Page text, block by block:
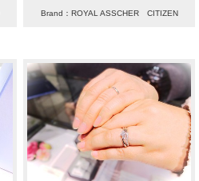
Brand：ROYAL ASSCHER CITIZEN